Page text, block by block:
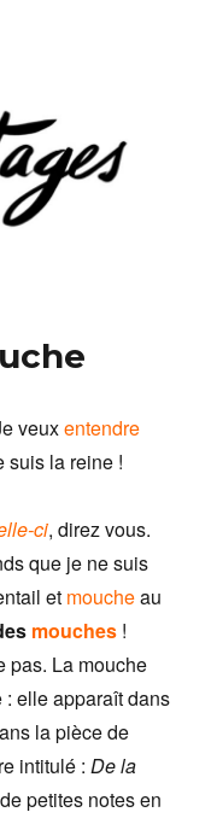
veuxentendre
suis la reine !
ci, direz vous.
que je ne suis
et moucheau
mouches !
pas. La mouche
: elle apparaît dans
la pièce de
intitulé :De la
petites notes en